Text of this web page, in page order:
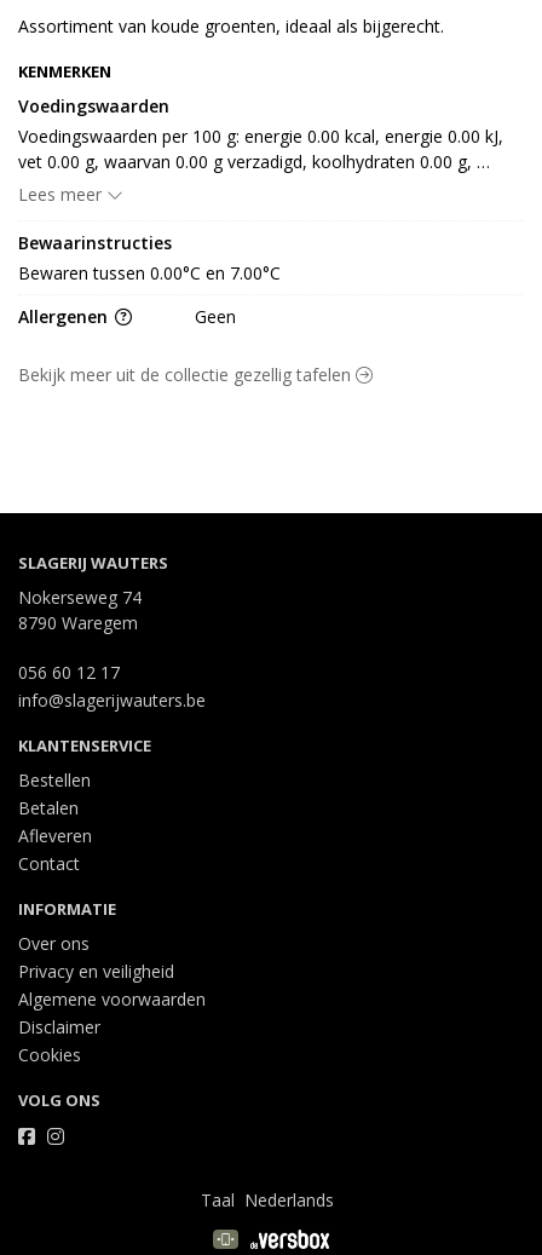
Assortiment van koude groenten, ideaal als bijgerecht.
KENMERKEN
Voedingswaarden
Voedingswaarden per 100 g: energie 0.00 kcal, energie 0.00 kJ,
vet 0.00 g, waarvan 0.00 g verzadigd, koolhydraten 0.00 g,
waarvan 0.00 g suiker, eiwit 0.00 g, vezel 0.00 g en 0.00 g zout
Lees meer
Bewaarinstructies
Bewaren tussen 0.00°C en 7.00°C
Allergenen
Geen
Bekijk meer uit de collectie gezellig tafelen
SLAGERIJ WAUTERS
Nokerseweg 74
8790 Waregem
056 60 12 17
info@slagerijwauters.be
KLANTENSERVICE
Bestellen
Betalen
Afleveren
Contact
INFORMATIE
Over ons
Privacy en veiligheid
Algemene voorwaarden
Disclaimer
Cookies
VOLG ONS
Taal